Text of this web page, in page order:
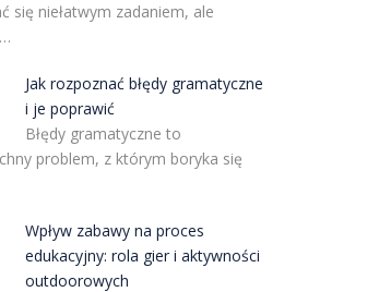
się niełatwym zadaniem, ale
Jak rozpoznać błędy gramatyczne
i je poprawić
Błędy gramatyczne to
problem, z którym boryka się
Wpływ zabawy na proces
edukacyjny: rola gier i aktywności
outdoorowych